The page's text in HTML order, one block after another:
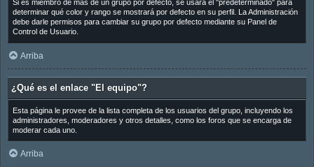
Si es miembro de más de un grupo por defecto, se usará el "predeterminado" para
determinar qué color y rango se mostrará por defecto en su perfil. La Administración
debe darle permisos para cambiar su grupo por defecto mediante su Panel de
Control de Usuario.
Arriba
¿Qué es el enlace "El equipo"?
Esta página le provee de la lista completa de los usuarios del grupo, incluyendo los
administradores, moderadores y otros detalles, como los foros que se encarga de
moderar cada uno.
Arriba